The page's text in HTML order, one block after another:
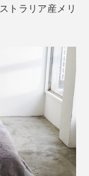
トラリア産メリ